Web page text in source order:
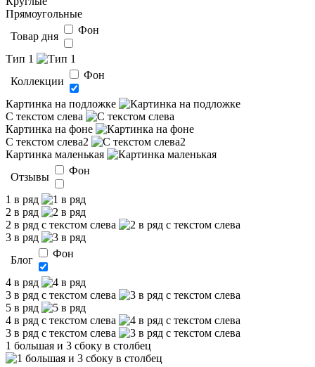
Прямоугольные
Товар дня
Фон
Тип 1
Коллекции
Фон
Картинка на подложке
С текстом слева
Картинка на фоне
С текстом слева2
Картинка маленькая
Отзывы
Фон
1 в ряд
2 в ряд
2 в ряд с текстом слева
3 в ряд
Блог
Фон
4 в ряд
3 в ряд с текстом слева
5 в ряд
4 в ряд с текстом слева
3 в ряд с текстом слева
1 большая и 3 сбоку в столбец